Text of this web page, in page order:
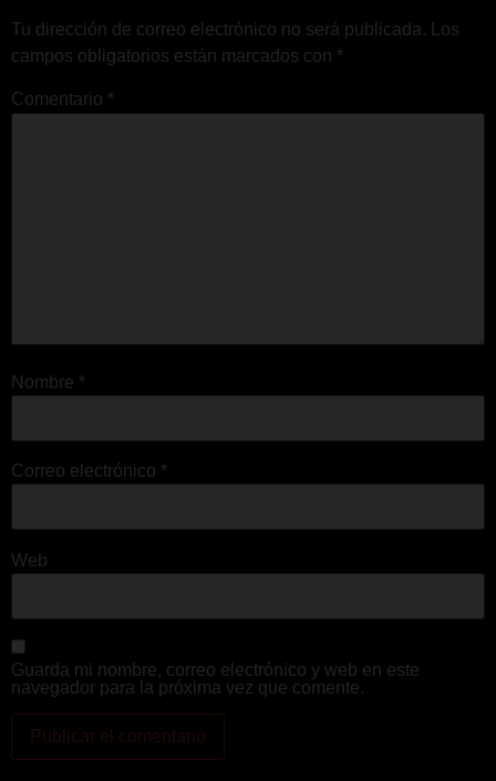
Tu dirección de correo electrónico no será publicada.
Los
campos obligatorios están marcados con *
Comentario *
Nombre *
Correo electrónico *
Web
Guarda mi nombre, correo electrónico y web en este
navegador para la próxima vez que comente.